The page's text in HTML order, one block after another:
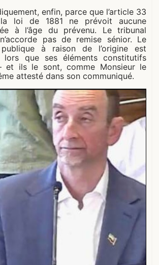
enfin, parce que l’article 33
loi de 1881 ne prévoit aucune
à l’âge du prévenu. Le tribunal
pas de remise sénior. Le
à raison de l’origine est
lors que ses éléments constitutifs
et ils le sont, comme Monsieur le
attesté dans son communiqué.